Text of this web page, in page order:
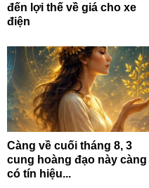
đến lợi thế về giá cho xe
điện
Càng về cuối tháng 8, 3
cung hoàng đạo này càng
có tín hiệu...